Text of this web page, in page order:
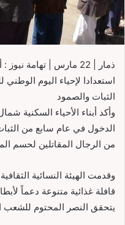
ذمار | 22 مارس | تهامة
استعدادا لإحياء اليوم
الثبات والصمود
وأكد أبناء الأحياء السكنية
الدخول في عام سابع من
من الرجال المقاتلين لحسم
وقدمت الهيئة النسائية
قافلة غذائية متنوعة دعماً
يتحقق النصر المحتوم للشعب